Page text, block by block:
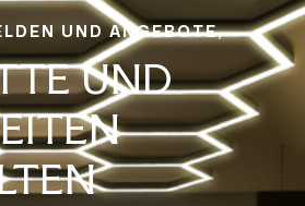
UND ANGEBOTE,
UND